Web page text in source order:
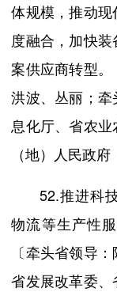
体规模，推动
度融合，加快
案供应商转型
洪波、丛丽；
息化厅、省农
（地）人民政府
52.推进科
物流等生产性
〔牵头省领导
省发展改革委